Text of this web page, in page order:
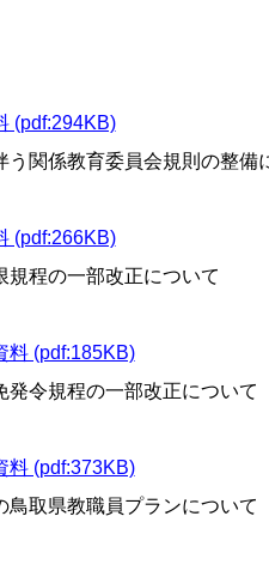
(pdf:294KB)
関係教育委員会規則の整備
(pdf:266KB)
程の一部改正について
料 (pdf:185KB)
令規程の一部改正について
料 (pdf:373KB)
取県教職員プランについて